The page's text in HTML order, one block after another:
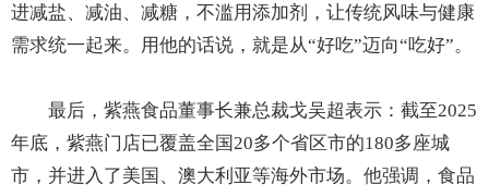
进减盐、减油、减糖，不滥用添加剂，让传统风味与健康
需求统一起来。用他的话说，就是从“好吃”迈向“吃好”。
最后，紫燕食品董事长兼总裁戈吴超表示：截至2025
年底，紫燕门店已覆盖全国20多个省区市的180多座城
市，并进入了美国、澳大利亚等海外市场。他强调，食品